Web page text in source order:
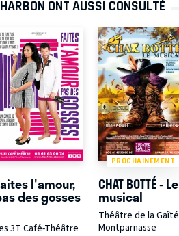
ONT AUSSI CONSULTÉ
l'amour,
des gosses
3T Café-Théâtre
PROCHAINEMENT
CHAT BOTTÉ - Le
musical
Théâtre de la Gaîté
Montparnasse